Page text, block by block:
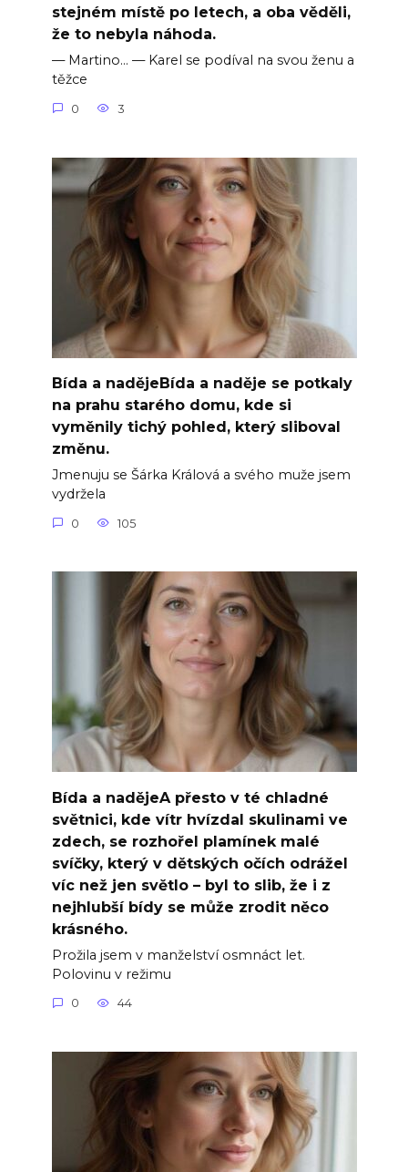
stejném místě po letech, a oba věděli,
že to nebyla náhoda.
— Martino… — Karel se podíval na svou ženu a
těžce
0 3
Bída a nadějeBída a naděje se potkaly
na prahu starého domu, kde si
vyměnily tichý pohled, který sliboval
změnu.
Jmenuju se Šárka Králová a svého muže jsem
vydržela
0 105
Bída a nadějeA přesto v té chladné
světnici, kde vítr hvízdal skulinami ve
zdech, se rozhořel plamínek malé
svíčky, který v dětských očích odrážel
víc než jen světlo – byl to slib, že i z
nejhlubší bídy se může zrodit něco
krásného.
Prožila jsem v manželství osmnáct let.
Polovinu v režimu
0 44